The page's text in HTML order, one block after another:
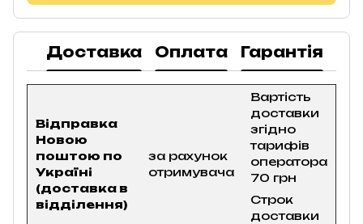
Доставка Оплата Гарантія
Відправка
Новою
поштою по
Україні
(доставка в
відділення)
за рахунок
отримувача
Вартість
доставки
згідно
тарифів
оператора
70 грн
Строк
доставки